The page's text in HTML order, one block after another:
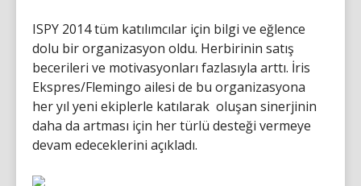
ISPY 2014 tüm katılımcılar için bilgi ve eğlence
dolu bir organizasyon oldu. Herbirinin satış
becerileri ve motivasyonları fazlasıyla arttı. İris
Ekspres/Flemingo ailesi de bu organizasyona
her yıl yeni ekiplerle katılarak oluşan sinerjinin
daha da artması için her türlü desteği vermeye
devam edeceklerini açıkladı.